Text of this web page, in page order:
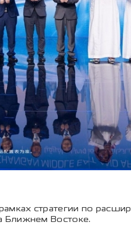
стратегии по
Ближнем Востоке.